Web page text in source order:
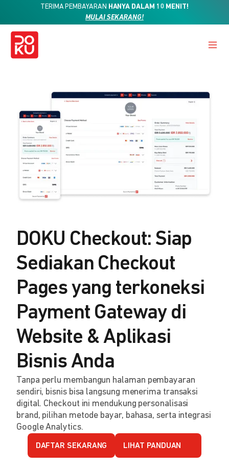
TERIMA PEMBAYARAN HANYA DALAM 10 MENIT!
MULAI SEKARANG!
DOKU Checkout: Siap
Sediakan Checkout
Pages yang terkoneksi
Payment Gateway di
Website & Aplikasi
Bisnis Anda
Tanpa perlu membangun halaman pembayaran
sendiri, bisnis bisa langsung menerima transaksi
digital. Checkout ini mendukung personalisasi
brand, pilihan metode bayar, bahasa, serta integrasi
Google Analytics.
DAFTAR SEKARANG LIHAT PANDUAN